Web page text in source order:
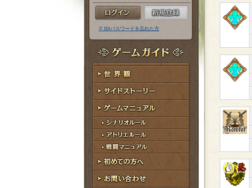
ー
ル
ア
ド
レ
ス
パ
ス
ー
ド
※ ID/パスワードを忘れた方
ゲームガイド
世界観
サイドストーリー
ゲームマニュアル
シナリオルール
アトリエルール
戦闘マニュアル
初めての方へ